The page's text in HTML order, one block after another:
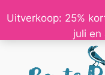
Uitverkoop: 25%
juli en
Ga
de